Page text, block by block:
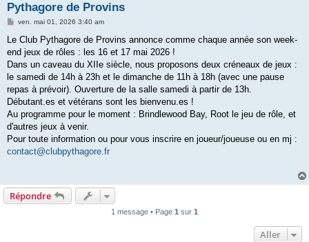
Pythagore de Provins
M
s
a
g
ven. mai 01, 2026 3:40 am
Le Club Pythagore de Provins annonce comme chaque année son week-
end jeux de rôles : les 16 et 17 mai 2026 !
Dans un caveau du XIIe siècle, nous proposons deux créneaux de jeux :
le samedi de 14h à 23h et le dimanche de 11h à 18h (avec une pause
repas à prévoir). Ouverture de la salle samedi à partir de 13h.
Débutant.es et vétérans sont les bienvenu.es !
Au programme pour le moment : Brindlewood Bay, Root le jeu de rôle, et
d'autres jeux à venir.
Pour toute information ou pour vous inscrire en joueur/joueuse ou en mj :
contact@clubpythagore.fr
Répondre
1 message • Page 1 sur 1
Aller